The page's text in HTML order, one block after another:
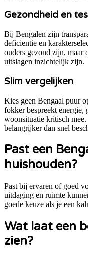
Gezondheid en
Bij Bengalen zijn
deficientie en
ouders gezond zijn, maar
uitslagen inzichtelijk zijn.
Slim vergelijken
Kies geen Bengaal puur
fokker bespreekt energie,
woonsituatie kritisch
belangrijker dan snel
Past een
huishouden?
Past bij ervaren of goed
uitdaging en ruimte
goede keuze als je een
Wat laat een
zien?